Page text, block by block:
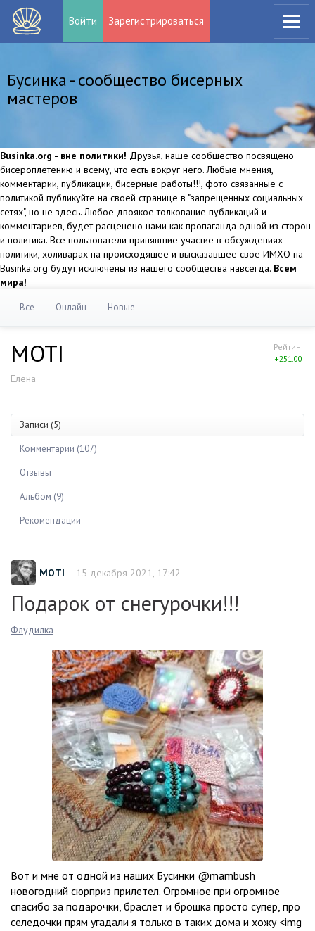
Войти Зарегистрироваться
Бусинка - сообщество бисерных
мастеров
Businka.org - вне политики! Друзья, наше сообщество посвящено
бисероплетению и всему, что есть вокруг него. Любые мнения,
комментарии, публикации, бисерные работы!!!, фото связанные с
политикой публикуйте на своей странице в "запрещенных социальных
сетях", но не здесь. Любое двоякое толкование публикаций и
комментариев, будет расценено нами как пропаганда одной из сторон
и политика. Все пользователи принявшие участие в обсуждениях
политики, холиварах на происходящее и высказавшее свое ИМХО на
Businka.org будут исключены из нашего сообщества навсегда. Всем
мира!
Все Онлайн Новые
Рейтинг
+251.00
MOTI
Елена
Записи (5)
Комментарии (107)
Отзывы
Альбом (9)
Рекомендации
MOTI 15 декабря 2021, 17:42
Подарок от снегурочки!!!
Флудилка
Вот и мне от одной из наших Бусинки @mambush
новогодний сюрприз прилетел. Огромное при огромное
спасибо за подарочки, браслет и брошка просто супер, про
селедочки прям угадали я только в таких дома и хожу <img